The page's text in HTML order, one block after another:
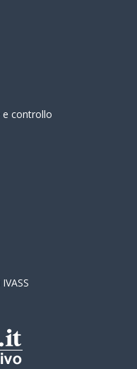
e controllo